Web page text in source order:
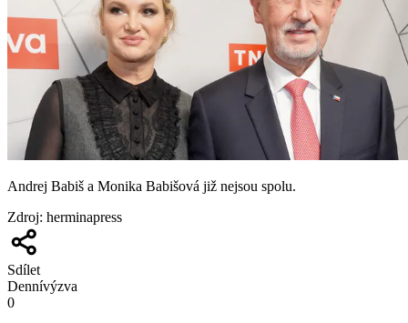
Andrej Babiš a Monika Babišová již nejsou spolu.
Zdroj: herminapress
Sdílet
Dennívýzva
0